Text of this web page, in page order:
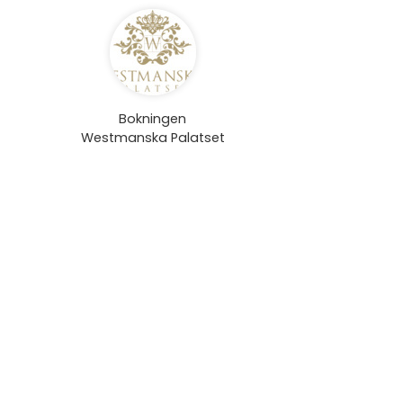
Bokningen
Westmanska Palatset